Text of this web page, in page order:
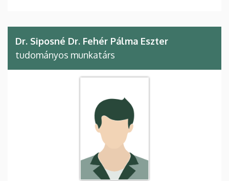
Dr. Siposné Dr. Fehér Pálma Eszter
tudományos munkatárs